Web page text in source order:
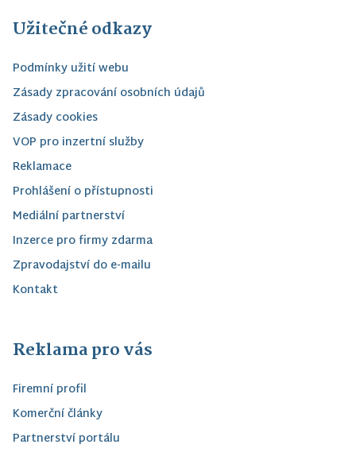
Užitečné odkazy
Podmínky užití webu
Zásady zpracování osobních údajů
Zásady cookies
VOP pro inzertní služby
Reklamace
Prohlášení o přístupnosti
Mediální partnerství
Inzerce pro firmy zdarma
Zpravodajství do e-mailu
Kontakt
Reklama pro vás
Firemní profil
Komerční články
Partnerství portálu